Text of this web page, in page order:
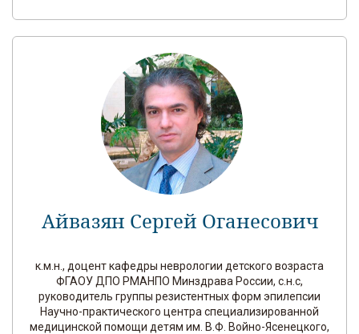
Айвазян Сергей Оганесович
к.м.н., доцент кафедры неврологии детского возраста
ФГАОУ ДПО РМАНПО Минздрава России, с.н.с,
руководитель группы резистентных форм эпилепсии
Научно-практического центра специализированной
медицинской помощи детям им. В.Ф. Войно-Ясенецкого,